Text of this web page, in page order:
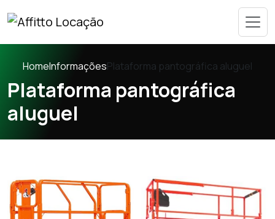
HomeInformaçõesPlataforma pantográfica aluguel
Plataforma pantográfica
aluguel